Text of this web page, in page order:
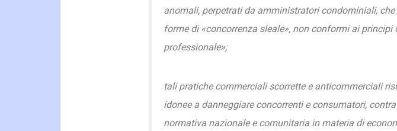
anomali, perpetrati da amministratori condominiali,
forme di «concorrenza sleale», non conformi ai principi
professionale»;
tali pratiche commerciali scorrette e anticommerciali
idonee a danneggiare concorrenti e consumatori,
normativa nazionale e comunitaria in materia di